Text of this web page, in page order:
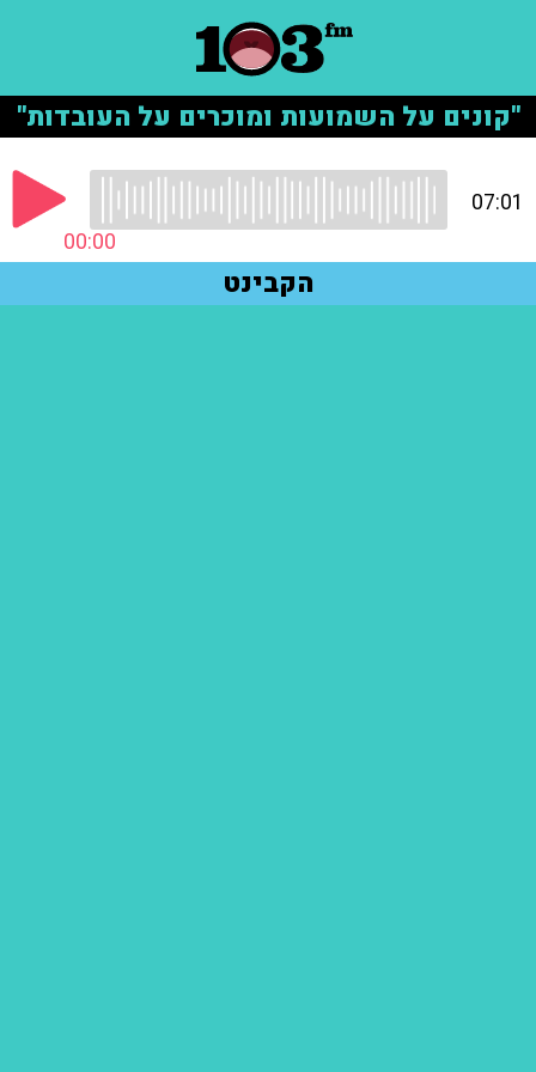
"קונים על השמועות ומוכרים על העובדות"
00:00
07:01
הקבינט